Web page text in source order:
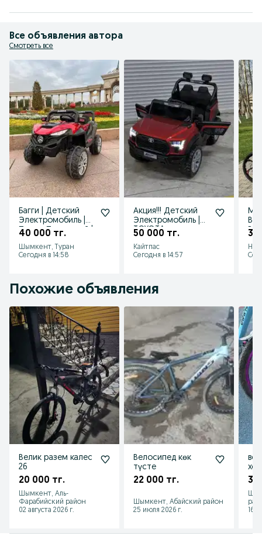
Все объявления автора
Смотреть все
Багги | Детский
Электромобиль |
Полно Приводный |
Насыщенный!
40 000 тг.
Шымкент, Туран
Сегодня в 14:58
Акция!!! Детский
Электромобиль |
TOYOTA
Оптовой Цене!
50 000 тг.
Кайтпас
Сегодня в 14:57
38
Похожие объявления
Велик разем калес
26
20 000 тг.
Шымкент, Аль-
Фарабийский район
02 августа 2026 г.
Велосипед көк
түсте
22 000 тг.
Шымкент, Абайский район
25 июля 2026 г.
30
16